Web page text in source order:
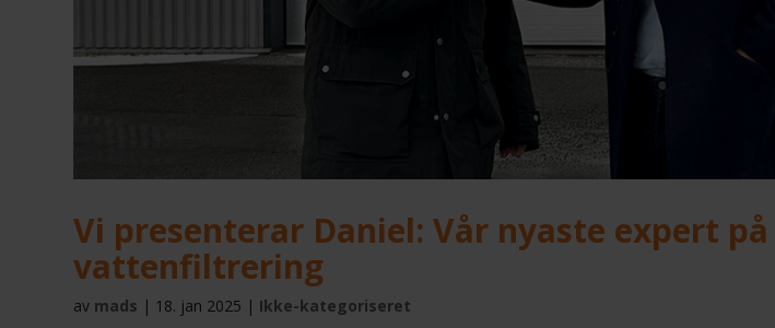
Vi presenterar Daniel: Vår nyaste expert
vattenfiltrering
av mads | 18. jan 2025 | Ikke-kategoriseret